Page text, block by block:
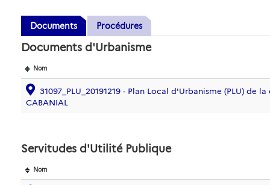
Documents Procédures
Documents d'Urbanisme
Nom
31097_PLU_20191219 - Plan Local d'Urbanisme (PLU) de
CABANIAL
Servitudes d'Utilité Publique
Nom